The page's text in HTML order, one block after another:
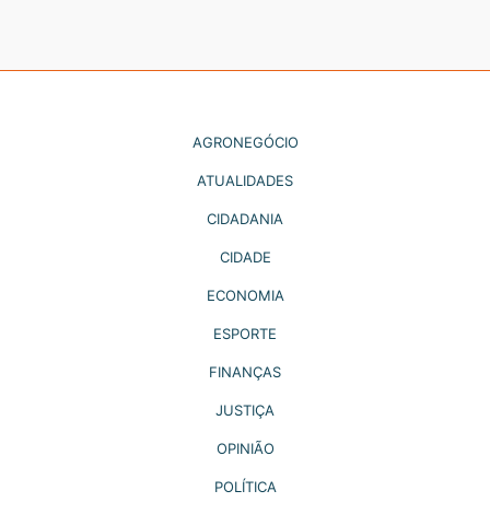
AGRONEGÓCIO
ATUALIDADES
CIDADANIA
CIDADE
ECONOMIA
ESPORTE
FINANÇAS
JUSTIÇA
OPINIÃO
POLÍTICA